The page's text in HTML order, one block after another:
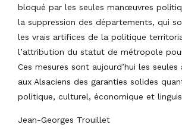
bloqué par les seules manœuvres
la suppression des départements, qui
les vrais artifices de la politique
l’attribution du statut de métropole
Ces mesures sont aujourd’hui les
aux Alsaciens des garanties solides
politique, culturel, économique et
Jean-Georges Trouillet